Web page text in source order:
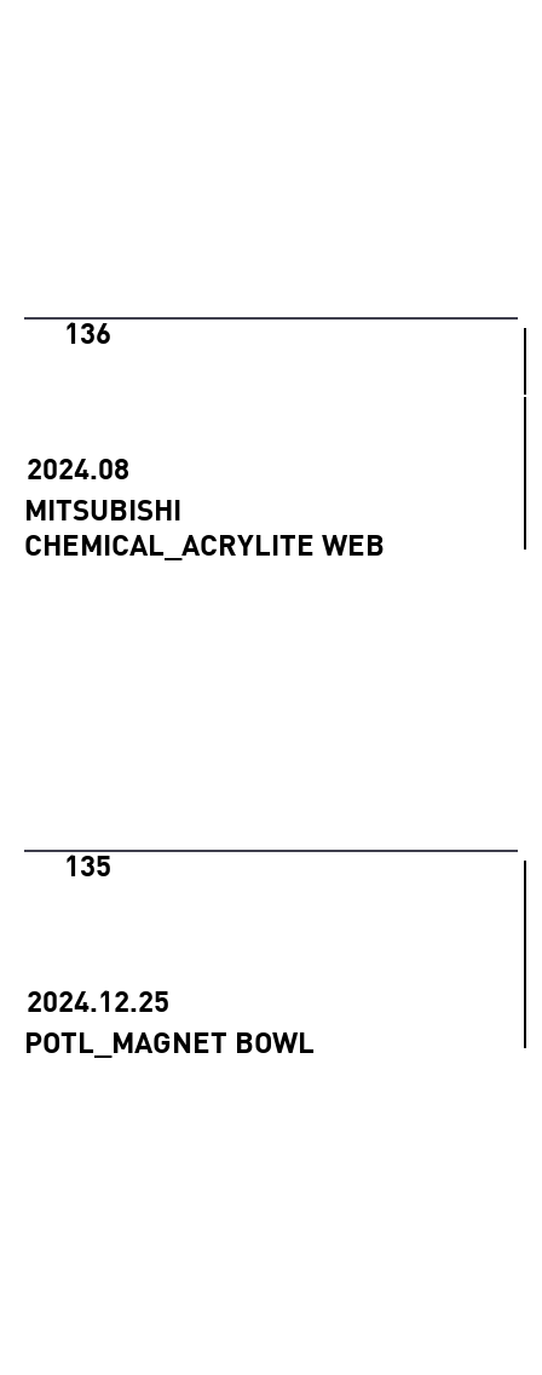
2024.08
MITSUBISHI
CHEMICAL_ACRYLITE WEB
136
2024.12.25
POTL_MAGNET BOWL
135